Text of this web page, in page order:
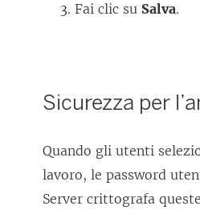
Fai clic su Salva.
Sicurezza per
Quando gli utenti
lavoro, le password
Server crittografa